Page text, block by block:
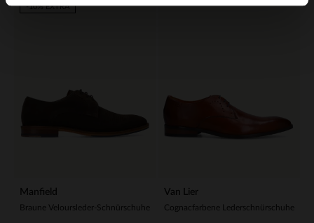
Manfield
Braune Veloursleder-Schnürschuhe
-10% EXTRA
Van Lier
Cognacfarbene Lederschnürschuhe